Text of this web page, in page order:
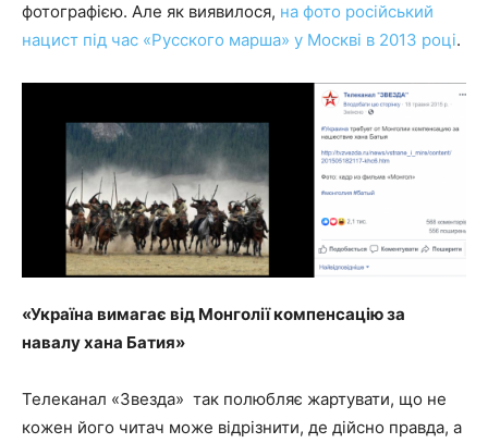
фотографією. Але як виявилося, на фото російський
нацист під час «Русского марша» у Москві в 2013 році.
«Україна вимагає від Монголії компенсацію за
навалу хана Батия»
Телеканал «Звезда» так полюбляє жартувати, що не
кожен його читач може відрізнити, де дійсно правда, а